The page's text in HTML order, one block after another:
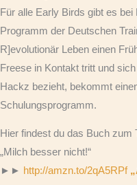
Für alle Early Birds gibt es
Programm der Deutschen
R]evolutionär Leben einen
Freese in Kontakt tritt und
Hackz bezieht, bekommt
Schulungsprogramm.
Hier findest du das Buch
„Milch besser nicht!“
►► http://amzn.to/2qA5RPf